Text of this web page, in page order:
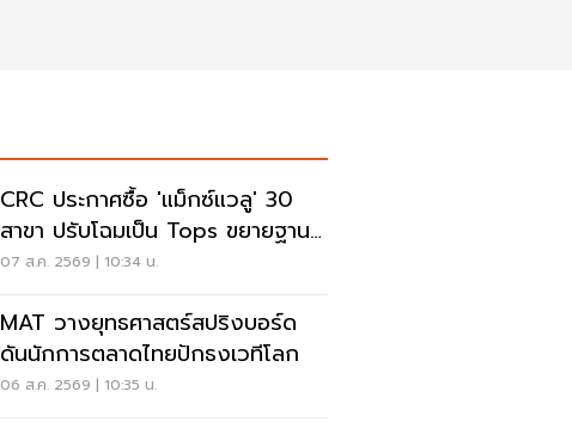
CRC ประกาศซื้อ 'แม็กซ์แวลู' 30
สาขา ปรับโฉมเป็น Tops ขยายฐาน
ลูกค้าเพิ่ม 9 แสนราย
07 ส.ค. 2569 | 10:34 น.
MAT วางยุทธศาสตร์สปริงบอร์ด
ดันนักการตลาดไทยปักธงเวทีโลก
06 ส.ค. 2569 | 10:35 น.